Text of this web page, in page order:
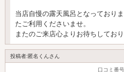
当店自慢の露天風呂となっており
たご利用くださいませ。
またのご来店心よりお待ちしており
投稿者:匿名くんさん
口コミ番